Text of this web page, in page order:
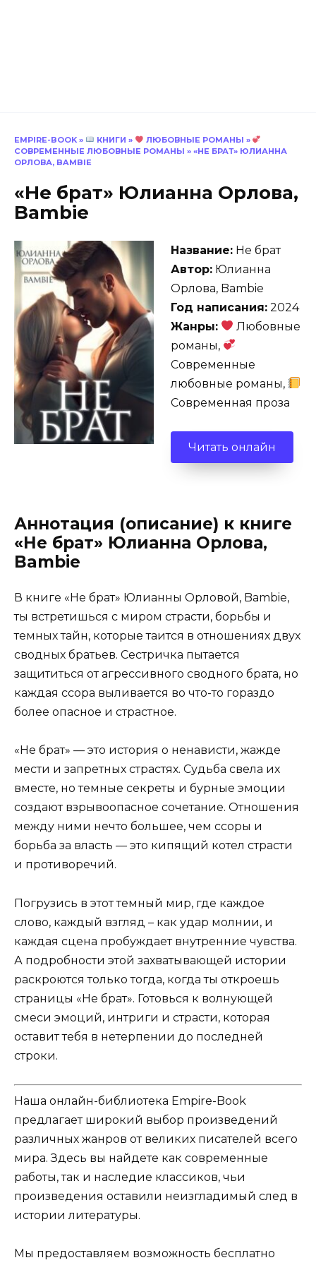
EMPIRE-BOOK » КНИГИ » ЛЮБОВНЫЕ РОМАНЫ »
СОВРЕМЕННЫЕ ЛЮБОВНЫЕ РОМАНЫ » «НЕ БРАТ» ЮЛИАННА
ОРЛОВА, BAMBIE
«Не брат» Юлианна Орлова,
Bambie
Название: Не брат
Автор: Юлианна
Орлова, Bambie
Год написания: 2024
Жанры:
Любовные
романы,
Современные
любовные романы,
Современная проза
Читать онлайн
Аннотация (описание) к книге
«Не брат» Юлианна Орлова,
Bambie
В книге «Не брат» Юлианны Орловой, Bambie,
ты встретишься с миром страсти, борьбы и
темных тайн, которые таится в отношениях двух
сводных братьев. Сестричка пытается
защититься от агрессивного сводного брата, но
каждая ссора выливается во что-то гораздо
более опасное и страстное.
«Не брат» — это история о ненависти, жажде
мести и запретных страстях. Судьба свела их
вместе, но темные секреты и бурные эмоции
создают взрывоопасное сочетание. Отношения
между ними нечто большее, чем ссоры и
борьба за власть — это кипящий котел страсти
и противоречий.
Погрузись в этот темный мир, где каждое
слово, каждый взгляд – как удар молнии, и
каждая сцена пробуждает внутренние чувства.
А подробности этой захватывающей истории
раскроются только тогда, когда ты откроешь
страницы «Не брат». Готовься к волнующей
смеси эмоций, интриги и страсти, которая
оставит тебя в нетерпении до последней
строки.
Наша онлайн-библиотека Empire-Book
предлагает широкий выбор произведений
различных жанров от великих писателей всего
мира. Здесь вы найдете как современные
работы, так и наследие классиков, чьи
произведения оставили неизгладимый след в
истории литературы.
Мы предоставляем возможность бесплатно